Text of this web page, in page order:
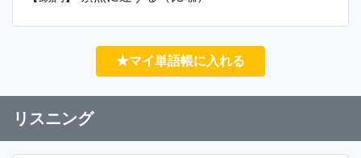
★マイ単語帳に入れる
リスニング